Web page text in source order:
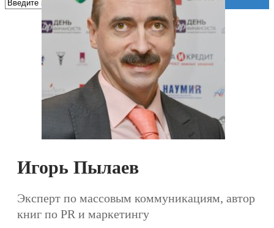
Игорь Пылаев
Эксперт по массовым коммуникациям, автор
книг по PR и маркетингу